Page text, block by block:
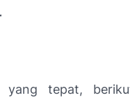
yang tepat,